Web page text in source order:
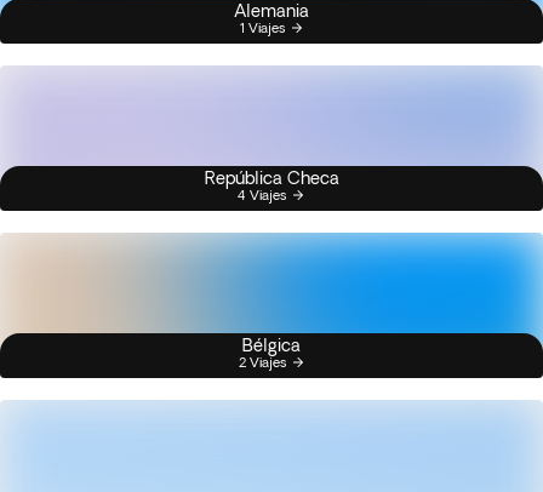
Alemania
1 Viajes
República Checa
4 Viajes
Bélgica
2 Viajes